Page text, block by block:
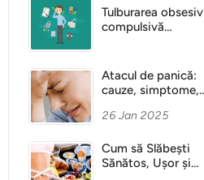
Tulburarea obsesiv
compulsivă
Atacul de panică:
cauze, simptome,
26 Jan 2025
Cum să Slăbești
Sănătos, Ușor și